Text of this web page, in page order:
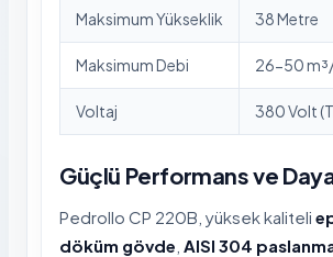
Maksimum Yükseklik 38 Metre
Maksimum Debi 26-50
Voltaj 380 Volt
Güçlü Performans ve
Pedrollo CP 220B, yüksek kaliteli
döküm gövde AISI 304